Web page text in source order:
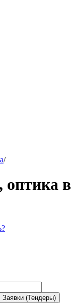
/
оптика в
Заявки (Тендеры)